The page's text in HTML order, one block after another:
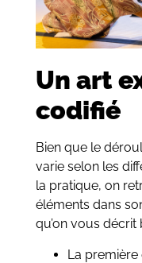
Un art
codifié
Bien que le
varie selon les
la pratique, on
éléments dans
qu’on vous décrit
La